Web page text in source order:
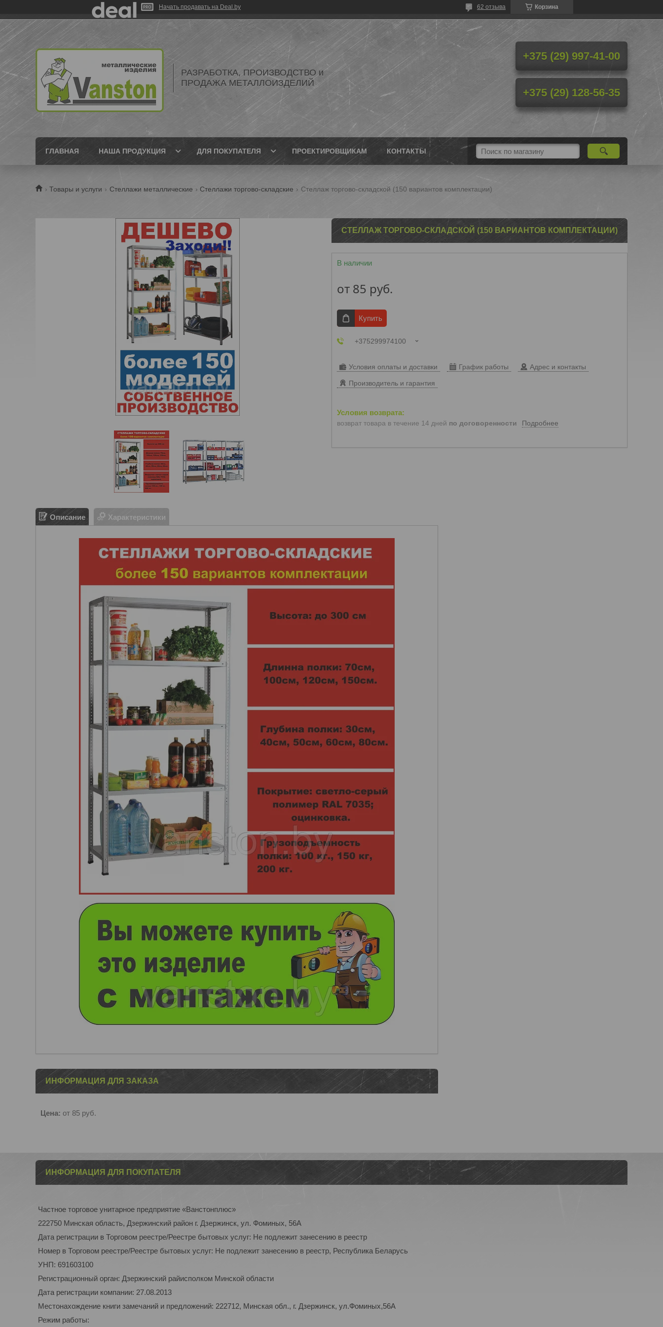
Начать продавать на Deal.by Корзина
62 отзыва
РАЗРАБОТКА, ПРОИЗВОДСТВО и
ПРОДАЖА МЕТАЛЛОИЗДЕЛИЙ
+375 (29) 997-41-00
+375 (29) 128-56-35
ГЛАВНАЯ НАША ПРОДУКЦИЯ ДЛЯ ПОКУПАТЕЛЯ ПРОЕКТИРОВЩИКАМ КОНТАКТЫ
Товары и услуги Стеллажи металлические Стеллажи торгово-складские Стеллаж торгово-складской (150 вариантов комплектации)
СТЕЛЛАЖ ТОРГОВО-СКЛАДСКОЙ (150 ВАРИАНТОВ КОМПЛЕКТАЦИИ)
В наличии
от 85 руб.
Купить
+375299974100
Условия оплаты и доставки График работы Адрес и контакты
Производитель и гарантия
возврат товара в течение 14 дней по договоренности Подробнее
Описание Характеристики
ИНФОРМАЦИЯ ДЛЯ ЗАКАЗА
Цена: от 85 руб.
ИНФОРМАЦИЯ ДЛЯ ПОКУПАТЕЛЯ
Частное торговое унитарное предприятие «Ванстонплюс»
222750 Минская область, Дзержинский район г. Дзержинск, ул. Фоминых, 56А
Дата регистрации в Торговом реестре/Реестре бытовых услуг: Не подлежит занесению в реестр
Номер в Торговом реестре/Реестре бытовых услуг: Не подлежит занесению в реестр, Республика Беларусь
УНП: 691603100
Регистрационный орган: Дзержинский райисполком Минской области
Дата регистрации компании: 27.08.2013
Местонахождение книги замечаний и предложений: 222712, Минская обл., г. Дзержинск, ул.Фоминых,56А
Режим работы: